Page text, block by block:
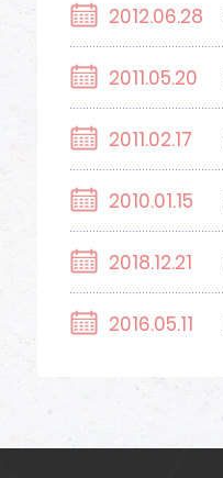
2012.06.28
2011.05.20
2011.02.17
2010.01.15
2018.12.21
2016.05.11